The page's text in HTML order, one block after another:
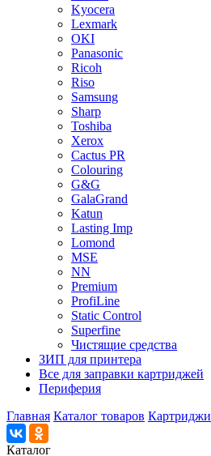
Kyocera
Lexmark
OKI
Panasonic
Ricoh
Riso
Samsung
Sharp
Toshiba
Xerox
Cactus PR
Colouring
G&G
GalaGrand
Katun
Lasting Imp
Lomond
MSE
NN
Premium
ProfiLine
Static Control
Superfine
Чистящие средства
ЗИП для принтера
Все для заправки картриджей
Периферия
Главная Каталог товаров Картриджи
Каталог